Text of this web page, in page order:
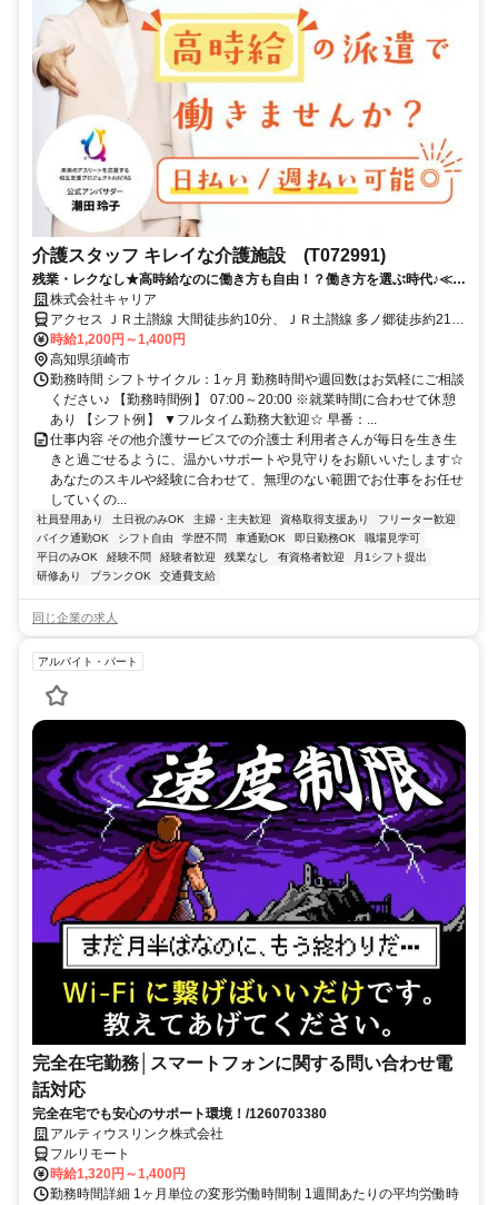
介護スタッフ キレイな介護施設 (T072991)
残業・レクなし★高時給なのに働き方も自由！？働き方を選ぶ時代♪≪高
知県須崎市周辺≫
株式会社キャリア
アクセス ＪＲ土讃線 大間徒歩約10分、ＪＲ土讃線 多ノ郷徒歩約21
分、ＪＲ土讃線 土佐新荘徒歩約23分
時給1,200円～1,400円
高知県須崎市
勤務時間 シフトサイクル：1ヶ月 勤務時間や週回数はお気軽にご相談
ください♪ 【勤務時間例】 07:00～20:00 ※就業時間に合わせて休憩
あり 【シフト例】 ▼フルタイム勤務大歓迎☆ 早番：...
仕事内容 その他介護サービスでの介護士 利用者さんが毎日を生き生
きと過ごせるように、温かいサポートや見守りをお願いいたします☆
あなたのスキルや経験に合わせて、無理のない範囲でお仕事をお任せ
していくの...
社員登用あり 土日祝のみOK 主婦・主夫歓迎 資格取得支援あり
フリーター歓迎
バイク通勤OK
シフト自由 学歴不問 車通勤OK 即日勤務OK
職場見学可
平日のみOK
経験不問 経験者歓迎 残業なし 有資格者歓迎
月1シフト提出
研修あり
ブランクOK 交通費支給
同じ企業の求人
アルバイト・パート
完全在宅勤務│スマートフォンに関する問い合わせ電
話対応
完全在宅でも安心のサポート環境！/1260703380
アルティウスリンク株式会社
フルリモート
時給1,320円～1,400円
勤務時間詳細 1ヶ月単位の変形労働時間制 1週間あたりの平均労働時